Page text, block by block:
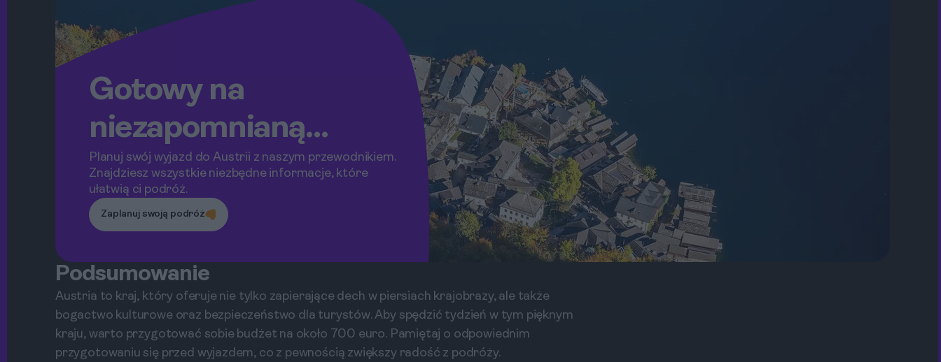
Gotowy na
niezapomnianą
podróż
Planuj swój wyjazd do Austrii z naszym przewodnikiem.
Znajdziesz wszystkie niezbędne informacje, które
ułatwią ci podróż.
Zaplanuj swoją podróż
Podsumowanie
Austria to kraj, który oferuje nie tylko zapierające dech w piersiach krajobrazy, ale także
bogactwo kulturowe oraz bezpieczeństwo dla turystów. Aby spędzić tydzień w tym pięknym
kraju, warto przygotować sobie budżet na około 700 euro. Pamiętaj o odpowiednim
przygotowaniu się przed wyjazdem, co z pewnością zwiększy radość z podróży.